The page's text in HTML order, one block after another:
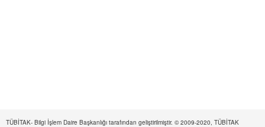
TÜBİTAK- Bilgi İşlem Daire Başkanlığı tarafından geliştirilmiştir. © 2009-2020, TÜBİTAK